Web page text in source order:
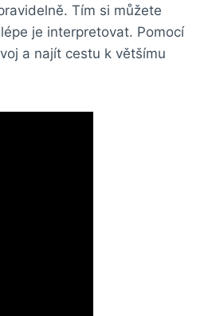
Tím si můžete
je interpretovat. Pomocí
a najít cestu k většímu